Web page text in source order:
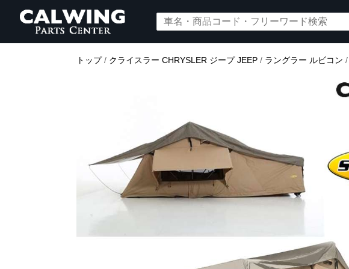
トップ/ クライスラー CHRYSLER ジープ JEEP / ラングラー ルビコン /